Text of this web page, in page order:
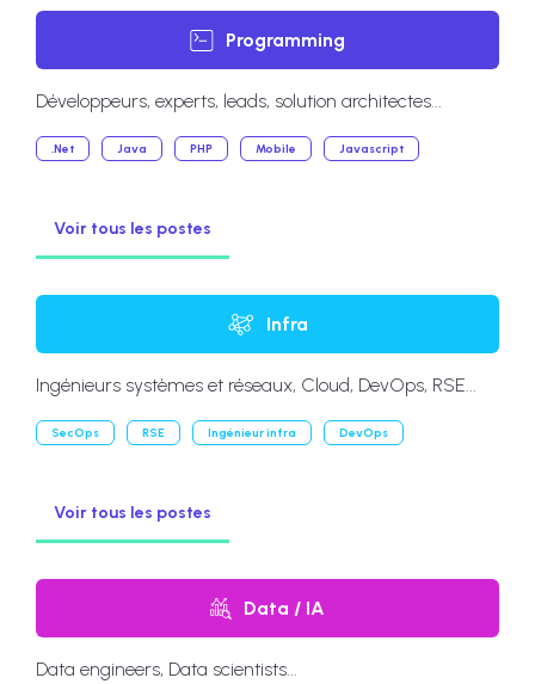
Programming
Développeurs, experts, leads, solution architectes...
.Net Java PHP Mobile Javascript
Voir tous les postes
Infra
Ingénieurs systèmes et réseaux, Cloud, DevOps, RSE...
SecOps RSE Ingénieur infra DevOps
Voir tous les postes
Data / IA
Data engineers, Data scientists...